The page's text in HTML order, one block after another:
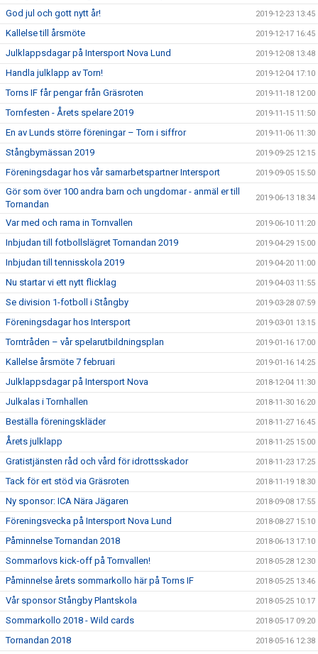
God jul och gott nytt år! 2019-12-23 13:45
Kallelse till årsmöte 2019-12-17 16:45
Julklappsdagar på Intersport Nova Lund 2019-12-08 13:48
Handla julklapp av Torn! 2019-12-04 17:10
Torns IF får pengar från Gräsroten 2019-11-18 12:00
Tornfesten - Årets spelare 2019 2019-11-15 11:50
En av Lunds större föreningar – Torn i siffror 2019-11-06 11:30
Stångbymässan 2019 2019-09-25 12:15
Föreningsdagar hos vår samarbetspartner Intersport 2019-09-05 15:50
Gör som över 100 andra barn och ungdomar - anmäl er till
Tornandan
2019-06-13 18:34
Var med och rama in Tornvallen 2019-06-10 11:20
Inbjudan till fotbollslägret Tornandan 2019 2019-04-29 15:00
Inbjudan till tennisskola 2019 2019-04-20 11:00
Nu startar vi ett nytt flicklag 2019-04-03 11:55
Se division 1-fotboll i Stångby 2019-03-28 07:59
Föreningsdagar hos Intersport 2019-03-01 13:15
Torntråden – vår spelarutbildningsplan 2019-01-16 17:00
Kallelse årsmöte 7 februari 2019-01-16 14:25
Julklappsdagar på Intersport Nova 2018-12-04 11:30
Julkalas i Tornhallen 2018-11-30 16:20
Beställa föreningskläder 2018-11-27 16:45
Årets julklapp 2018-11-25 15:00
Gratistjänsten råd och vård för idrottsskador 2018-11-23 17:25
Tack för ert stöd via Gräsroten 2018-11-19 18:30
Ny sponsor: ICA Nära Jägaren 2018-09-08 17:55
Föreningsvecka på Intersport Nova Lund 2018-08-27 15:10
Påminnelse Tornandan 2018 2018-06-13 17:10
Sommarlovs kick-off på Tornvallen! 2018-05-28 12:30
Påminnelse årets sommarkollo här på Torns IF 2018-05-25 13:46
Vår sponsor Stångby Plantskola 2018-05-25 10:17
Sommarkollo 2018 - Wild cards 2018-05-17 09:20
Tornandan 2018 2018-05-16 12:38